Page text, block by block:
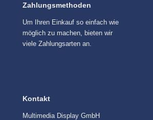
Zahlungsmethoden
Um Ihren Einkauf so einfach wie
möglich zu machen, bieten wir
viele Zahlungsarten an.
Kontakt
Multimedia Display GmbH